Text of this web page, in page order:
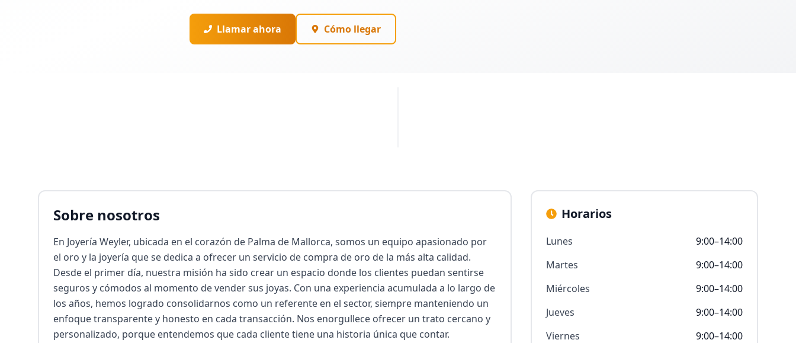
Llamar ahora Cómo llegar
Sobre nosotros
En Joyería Weyler, ubicada en el corazón de Palma de Mallorca, somos un equipo apasionado por
el oro y la joyería que se dedica a ofrecer un servicio de compra de oro de la más alta calidad.
Desde el primer día, nuestra misión ha sido crear un espacio donde los clientes puedan sentirse
seguros y cómodos al momento de vender sus joyas. Con una experiencia acumulada a lo largo de
los años, hemos logrado consolidarnos como un referente en el sector, siempre manteniendo un
enfoque transparente y honesto en cada transacción. Nos enorgullece ofrecer un trato cercano y
personalizado, porque entendemos que cada cliente tiene una historia única que contar.
Horarios
Lunes
9:00–14:00
Martes
9:00–14:00
Miércoles
9:00–14:00
Jueves
9:00–14:00
Viernes
9:00–14:00